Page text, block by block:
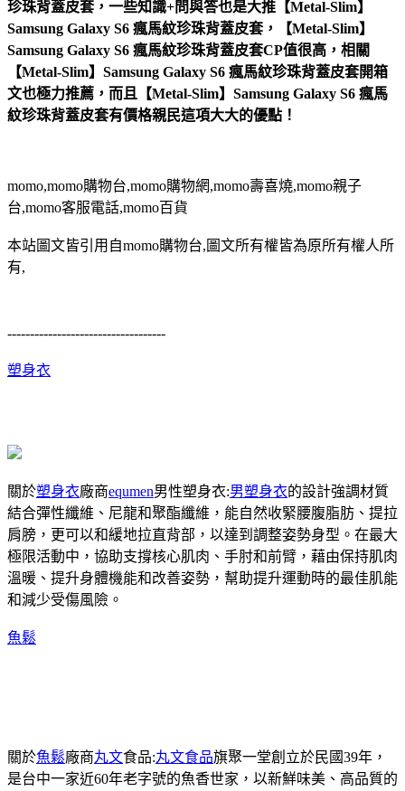
珍珠背蓋皮套，一些知識+問與答也是大推【Metal-Slim】
Samsung Galaxy S6 瘋馬紋珍珠背蓋皮套，【Metal-Slim】
Samsung Galaxy S6 瘋馬紋珍珠背蓋皮套CP值很高，相關
【Metal-Slim】Samsung Galaxy S6 瘋馬紋珍珠背蓋皮套開箱
文也極力推薦，而且【Metal-Slim】Samsung Galaxy S6 瘋馬
紋珍珠背蓋皮套有價格親民這項大大的優點！
momo,momo購物台,momo購物網,momo壽喜燒,momo親子
台,momo客服電話,momo百貨
本站圖文皆引用自momo購物台,圖文所有權皆為原所有權人所
有,
-----------------------------------
塑身衣
關於塑身衣廠商equmen男性塑身衣:男塑身衣的設計強調材質
結合彈性纖維、尼龍和聚酯纖維，能自然收緊腰腹脂肪、提拉
肩膀，更可以和緩地拉直背部，以達到調整姿勢身型。在最大
極限活動中，協助支撐核心肌肉、手肘和前臂，藉由保持肌肉
溫暖、提升身體機能和改善姿勢，幫助提升運動時的最佳肌能
和減少受傷風險。
魚鬆
關於魚鬆廠商丸文食品:丸文食品旗聚一堂創立於民國39年，
是台中一家近60年老字號的魚香世家，以新鮮味美、高品質的